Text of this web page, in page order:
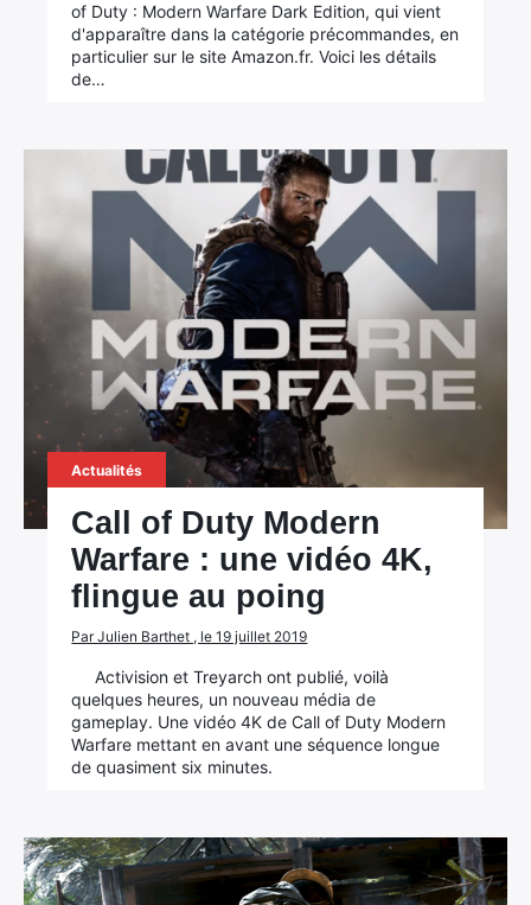
of Duty : Modern Warfare Dark Edition, qui vient
d'apparaître dans la catégorie précommandes, en
particulier sur le site Amazon.fr. Voici les détails
de…
Actualités
Call of Duty Modern
Warfare : une vidéo 4K,
flingue au poing
Par Julien Barthet , le 19 juillet 2019
Activision et Treyarch ont publié, voilà
quelques heures, un nouveau média de
gameplay. Une vidéo 4K de Call of Duty Modern
Warfare mettant en avant une séquence longue
de quasiment six minutes.